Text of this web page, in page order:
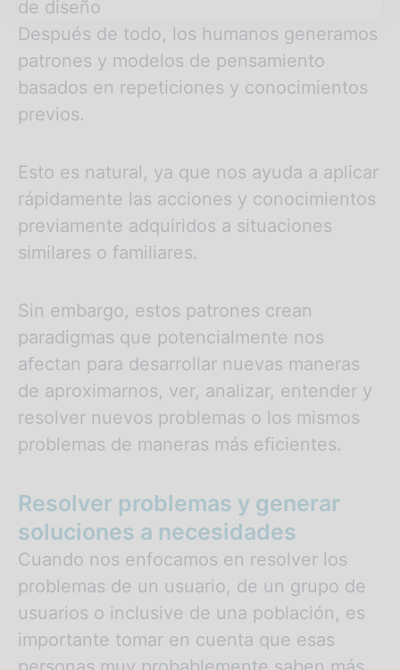
Después de todo, los humanos generamos
patrones y modelos de pensamiento
basados en repeticiones y conocimientos
previos.
Esto es natural, ya que nos ayuda a aplicar
rápidamente las acciones y conocimientos
previamente adquiridos a situaciones
similares o familiares.
Sin embargo, estos patrones crean
paradigmas que potencialmente nos
afectan para desarrollar nuevas maneras
de aproximarnos, ver, analizar, entender y
resolver nuevos problemas o los mismos
problemas de maneras más eficientes.
Resolver problemas y generar
soluciones a necesidades
Cuando nos enfocamos en resolver los
problemas de un usuario, de un grupo de
usuarios o inclusive de una población, es
importante tomar en cuenta que esas